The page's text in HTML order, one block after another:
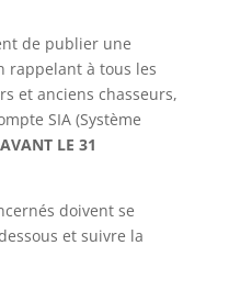
de publier une
rappelant à tous les
et anciens chasseurs,
SIA (Système
AVANT LE 31
doivent se
et suivre la